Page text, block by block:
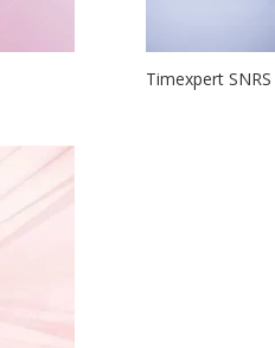
Timexpert SNRS